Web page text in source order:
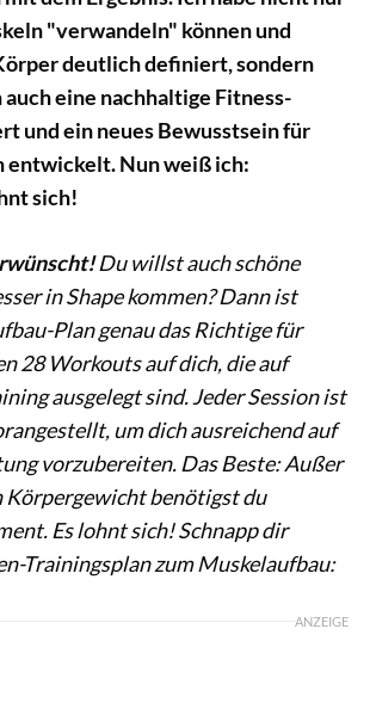
"verwandeln" können und
deutlich definiert, sondern
auch eine nachhaltige Fitness-
und ein neues Bewusstsein für
entwickelt. Nun weiß ich:
sich!
Du willst auch schöne
in Shape kommen? Dann ist
Plan genau das Richtige für
28 Workouts auf dich, die auf
ausgelegt sind. Jeder Session ist
um dich ausreichend auf
vorzubereiten. Das Beste: Außer
Körpergewicht benötigst du
Es lohnt sich! Schnapp dir
Trainingsplan zum Muskelaufbau:
ANZEIGE